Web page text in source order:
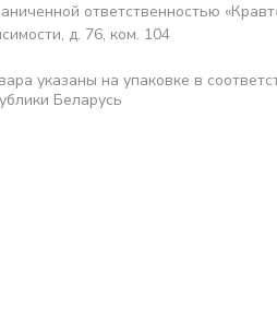
ответственностью
д. 76, ком. 104
указаны на упаковке в
Беларусь